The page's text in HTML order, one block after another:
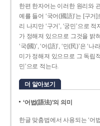
한편 한자어는 이러한 원리와
예를 들어 ‘국어(國語)’는 [구거
리 나지만 ‘구거’, ‘궁민’으로
가 정해져 있으므로 그것을 밝
‘국(國)’, ‘어(語)’, ‘민(民)’은 ‘
미가 정해져 있으므로 그 독립
민’으로 적는다.
더 알아보기
‘어법(語法)’의 의미
한글 맞춤법에서 사용되는 ‘어